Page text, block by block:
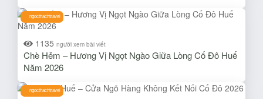
ngocthachtravel
1135 người xem bài viết
Chè Hẻm – Hương Vị Ngọt Ngào Giữa Lòng Cố Đô Huế
Năm 2026
ngocthachtravel